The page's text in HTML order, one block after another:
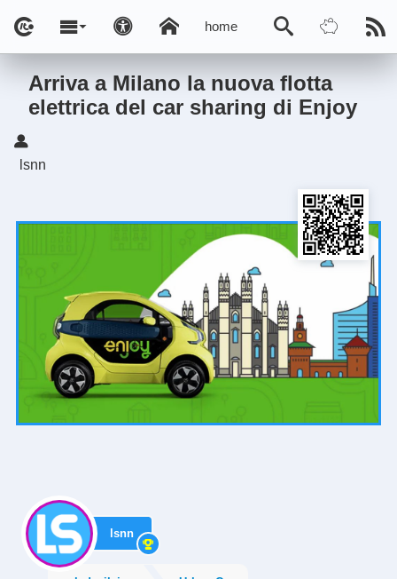
home
Arriva a Milano la nuova flotta
elettrica del car sharing di Enjoy
lsnn
lsnn